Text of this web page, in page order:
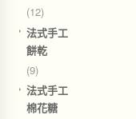
(12)
法式手工
餅乾
(9)
法式手工
棉花糖